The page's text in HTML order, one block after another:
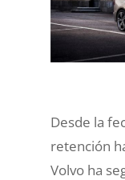
Desde la
retención
Volvo ha